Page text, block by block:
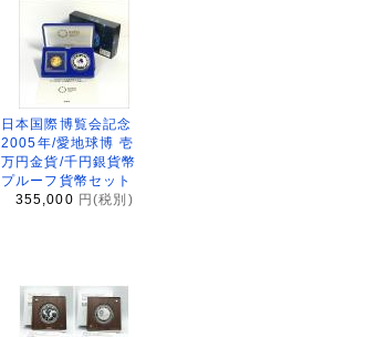
日本国際博覧会記念
2005年/愛地球博 壱
万円金貨/千円銀貨幣
プルーフ貨幣セット
355,000 円(税別)